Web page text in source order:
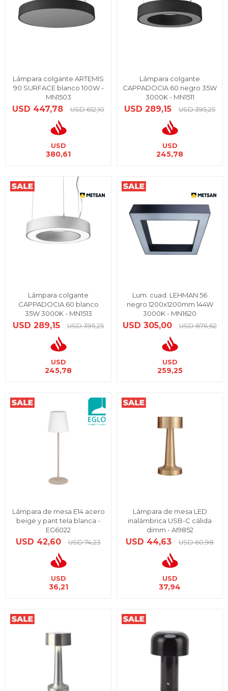
Lámpara colgante ARTEMIS
90 SURFACE blanco 100W -
MN1503
USD 447,78 USD 612,10
USD
380,61
Lámpara colgante
CAPPADOCIA 60 negro 35W
3000K - MN1511
USD 289,15 USD 395,25
USD
245,78
Lámpara colgante
CAPPADOCIA 60 blanco
35W 3000K - MN1513
USD 289,15 USD 395,25
USD
245,78
Lum. cuad. LEHMAN 56
negro 1200x1200mm 144W
3000K - MN1620
USD 305,00 USD 876,62
USD
259,25
Lámpara de mesa E14 acero
beige y pant tela blanca -
EG6022
USD 42,60 USD 74,23
USD
36,21
Lámpara de mesa LED
inalámbrica USB-C cálida
dimm - AI9852
USD 44,63 USD 60,98
USD
37,94